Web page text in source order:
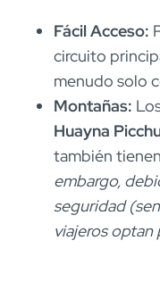
Fácil Acceso:
circuito
menudo solo
Montañas:
Huayna
también
embargo,
seguridad
viajeros optan